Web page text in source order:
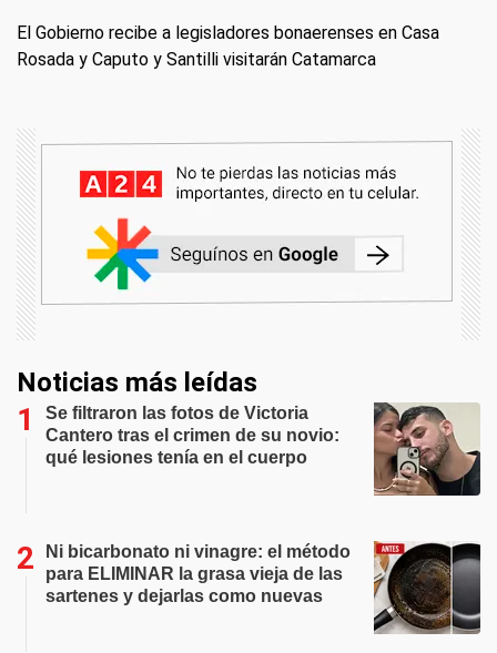
El Gobierno recibe a legisladores bonaerenses en Casa
Rosada y Caputo y Santilli visitarán Catamarca
Noticias más leídas
Se filtraron las fotos de Victoria
Cantero tras el crimen de su novio:
qué lesiones tenía en el cuerpo
Ni bicarbonato ni vinagre: el método
para ELIMINAR la grasa vieja de las
sartenes y dejarlas como nuevas